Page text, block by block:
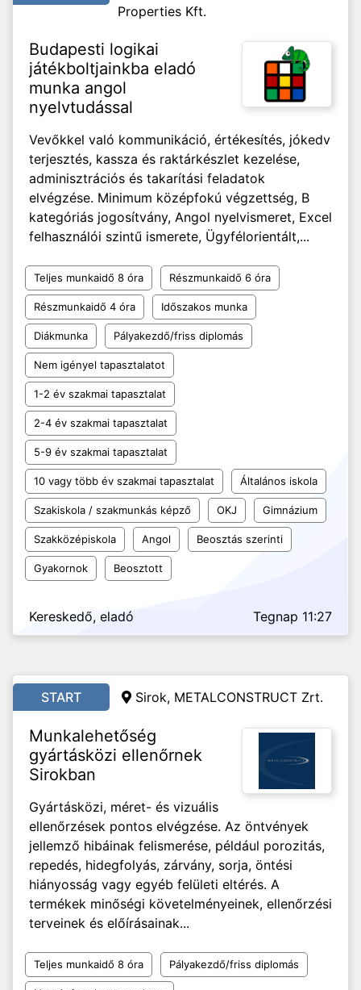
Properties Kft.
Budapesti logikai
játékboltjainkba eladó
munka angol
nyelvtudással
Vevőkkel való kommunikáció, értékesítés, jókedv
terjesztés, kassza és raktárkészlet kezelése,
adminisztrációs és takarítási feladatok
elvégzése. Minimum középfokú végzettség, B
kategóriás jogosítvány, Angol nyelvismeret, Excel
felhasználói szintű ismerete, Ügyfélorientált,...
Teljes munkaidő 8 óra Részmunkaidő 6 óra
Részmunkaidő 4 óra Időszakos munka
Diákmunka Pályakezdő/friss diplomás
Nem igényel tapasztalatot
1-2 év szakmai tapasztalat
2-4 év szakmai tapasztalat
5-9 év szakmai tapasztalat
10 vagy több év szakmai tapasztalat Általános iskola
Szakiskola / szakmunkás képző OKJ Gimnázium
Szakközépiskola Angol Beosztás szerinti
Gyakornok Beosztott
Kereskedő, eladó Tegnap 11:27
START Sirok, METALCONSTRUCT Zrt.
Munkalehetőség
gyártásközi ellenőrnek
Sirokban
Gyártásközi, méret- és vizuális
ellenőrzések pontos elvégzése. Az öntvények
jellemző hibáinak felismerése, például porozitás,
repedés, hidegfolyás, zárvány, sorja, öntési
hiányosság vagy egyéb felületi eltérés. A
termékek minőségi követelményeinek, ellenőrzési
terveinek és előírásainak...
Teljes munkaidő 8 óra Pályakezdő/friss diplomás